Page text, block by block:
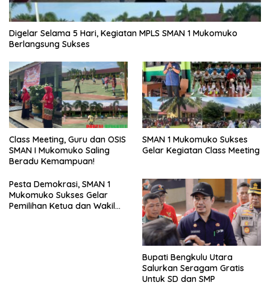
Digelar Selama 5 Hari, Kegiatan MPLS SMAN 1 Mukomuko
Berlangsung Sukses
Class Meeting, Guru dan OSIS
SMAN I Mukomuko Saling
Beradu Kemampuan!
SMAN 1 Mukomuko Sukses
Gelar Kegiatan Class Meeting
Pesta Demokrasi, SMAN 1
Mukomuko Sukses Gelar
Pemilihan Ketua dan Wakil
Bupati Bengkulu Utara
Salurkan Seragam Gratis
Untuk SD dan SMP